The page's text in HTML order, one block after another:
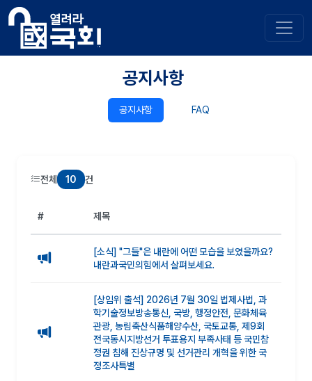
공지사항
공지사항 FAQ
전체 10 건
# 제목
[소식] "그들"은 내란에 어떤 모습을 보였을까요?
내란과국민의힘에서 살펴보세요.
[상임위 출석] 2026년 7월 30일 법제사법, 과
학기술정보방송통신, 국방, 행정안전, 문화체육
관광, 농림축산식품해양수산, 국토교통, 제9회
전국동시지방선거 투표용지 부족사태 등 국민참
정권 침해 진상규명 및 선거관리 개혁을 위한 국
정조사특별